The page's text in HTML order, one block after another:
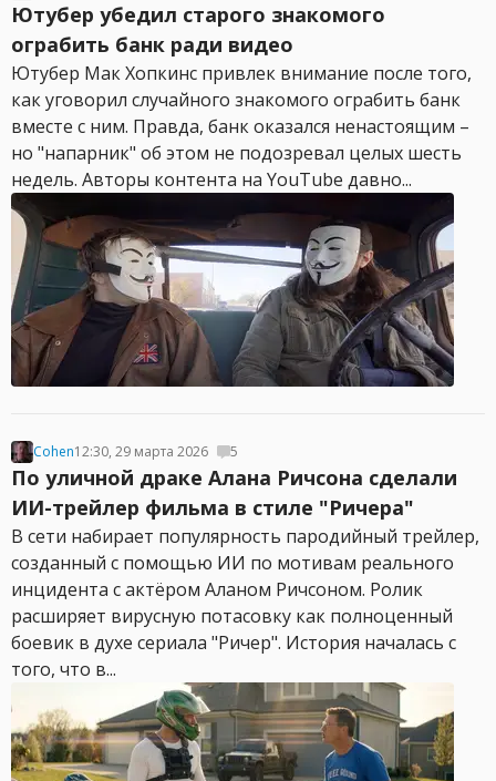
Ютубер убедил старого знакомого
ограбить банк ради видео
Ютубер Мак Хопкинс привлек внимание после того,
как уговорил случайного знакомого ограбить банк
вместе с ним. Правда, банк оказался ненастоящим –
но "напарник" об этом не подозревал целых шесть
недель. Авторы контента на YouTube давно...
Cohen12:30, 29 марта 2026 5
По уличной драке Алана Ричсона сделали
ИИ-трейлер фильма в стиле "Ричера"
В сети набирает популярность пародийный трейлер,
созданный с помощью ИИ по мотивам реального
инцидента с актёром Аланом Ричсоном. Ролик
расширяет вирусную потасовку как полноценный
боевик в духе сериала "Ричер". История началась с
того, что в...